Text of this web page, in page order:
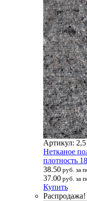
Артикул:
Нетканое
плотность
38.50 руб. за
37.00 руб. за
Купить
Распродажа!